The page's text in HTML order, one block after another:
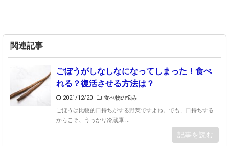
関連記事
ごぼうがしなしなになってしまった！食べ
れる？復活させる方法は？
2021/12/20
食べ物の悩み
ごぼうは比較的日持ちがする野菜ですよね。でも、日持ちする
からこそ、うっかり冷蔵庫 ...
記事を読む